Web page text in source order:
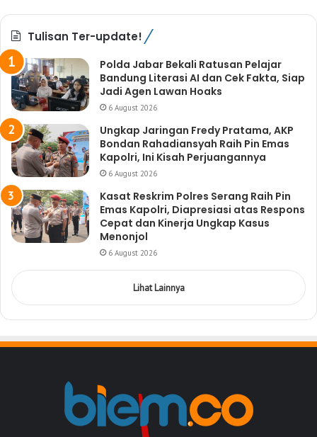
Tulisan Ter-update!
Polda Jabar Bekali Ratusan Pelajar
Bandung Literasi AI dan Cek Fakta, Siap
Jadi Agen Lawan Hoaks
6 August 2026
Ungkap Jaringan Fredy Pratama, AKP
Bondan Rahadiansyah Raih Pin Emas
Kapolri, Ini Kisah Perjuangannya
6 August 2026
Kasat Reskrim Polres Serang Raih Pin
Emas Kapolri, Diapresiasi atas Respons
Cepat dan Kinerja Ungkap Kasus
Menonjol
6 August 2026
Lihat Lainnya